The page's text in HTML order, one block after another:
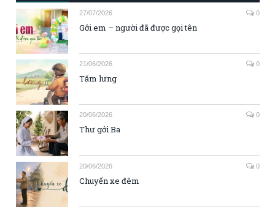
27/07/2026 0
Gởi em – người đã được gọi tên
21/06/2026 0
Tấm lưng
20/06/2026 0
Thư gởi Ba
20/06/2026 0
Chuyến xe đêm